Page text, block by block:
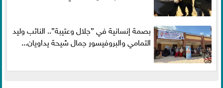
بصمة إنسانية في ”جلال وعتيبة”.. النائب وليد
التمامي والبروفيسور جمال شيحة يداويان...